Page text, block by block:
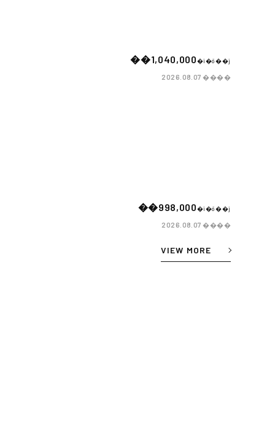
��1,040,000�i�ō��j
2026.08.07����
��998,000�i�ō��j
2026.08.07����
VIEW MORE